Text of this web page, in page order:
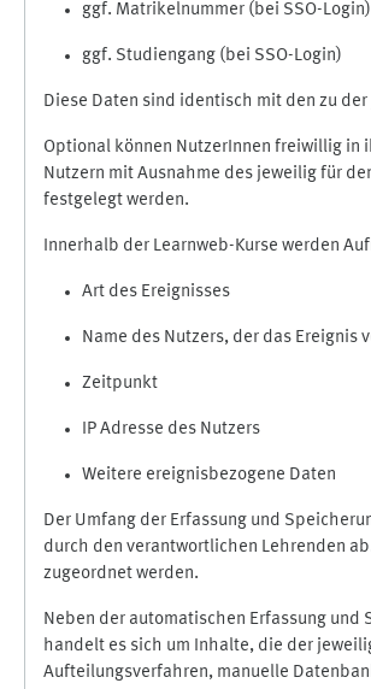
ggf. Matrikelnummer (bei SSO-Login)
ggf. Studiengang (bei SSO-Login)
Diese Daten sind identisch mit den zu
Optional können NutzerInnen freiwillig in
Nutzern mit Ausnahme des jeweilig für
festgelegt werden.
Innerhalb der Learnweb-Kurse werden
Art des Ereignisses
Name des Nutzers, der das Ereignis
Zeitpunkt
IP Adresse des Nutzers
Weitere ereignisbezogene Daten
Der Umfang der Erfassung und
durch den verantwortlichen Lehrenden
zugeordnet werden.
Neben der automatischen Erfassung und
handelt es sich um Inhalte, die der
Aufteilungsverfahren, manuelle